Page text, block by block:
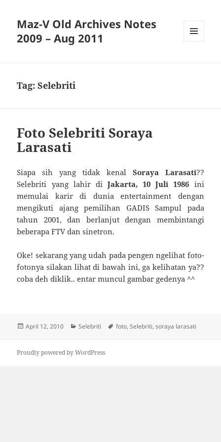
Maz-V Old Archives Notes
2009 – Aug 2011
Tag:Selebriti
Foto Selebriti Soraya
Larasati
Siapa sih yang tidak kenal Soraya Larasati??
Selebriti yang lahir di Jakarta, 10 Juli 1986 ini
memulai karir di dunia entertainment dengan
mengikuti ajang pemilihan GADIS Sampul pada
tahun 2001, dan berlanjut dengan membintangi
beberapa FTV dan sinetron.
Oke! sekarang yang udah pada pengen ngelihat foto-
fotonya silakan lihat di bawah ini, ga kelihatan ya??
coba deh diklik.. entar muncul gambar gedenya ^^
Posted
April 12, 2010 Categories
Selebriti Tags
foto,Selebriti,soraya larasati
Proudly powered by WordPress